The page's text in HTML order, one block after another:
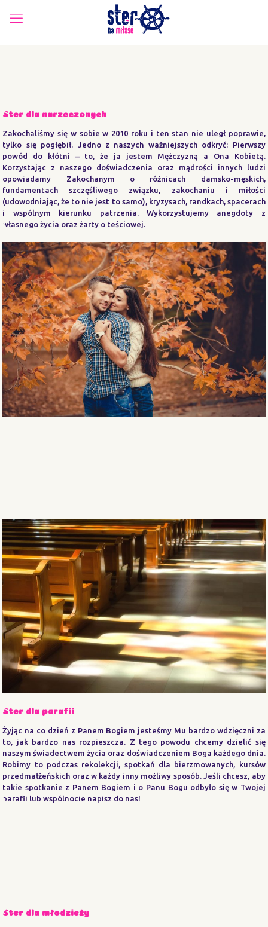
Ster dla narzeczonych
Zakochaliśmy się w sobie w 2010 roku i ten stan nie uległ poprawie,
tylko się pogłębił. Jedno z naszych ważniejszych odkryć: Pierwszy
powód do kłótni – to, że ja jestem Mężczyzną a Ona Kobietą.
Korzystając z naszego doświadczenia oraz mądrości innych ludzi
opowiadamy Zakochanym o różnicach damsko-męskich,
fundamentach szczęśliwego związku, zakochaniu i miłości
(udowodniając, że to nie jest to samo), kryzysach, randkach, spacerach
i wspólnym kierunku patrzenia. Wykorzystujemy anegdoty z
własnego życia oraz żarty o teściowej.
Ster dla parafii
Żyjąc na co dzień z Panem Bogiem jesteśmy Mu bardzo wdzięczni za
to, jak bardzo nas rozpieszcza. Z tego powodu chcemy dzielić się
naszym świadectwem życia oraz doświadczeniem Boga każdego dnia.
Robimy to podczas rekolekcji, spotkań dla bierzmowanych, kursów
przedmałżeńskich oraz w każdy inny możliwy sposób. Jeśli chcesz, aby
takie spotkanie z Panem Bogiem i o Panu Bogu odbyło się w Twojej
parafii lub wspólnocie napisz do nas!
Ster dla młodzieży